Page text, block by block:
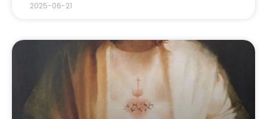
2025-06-21